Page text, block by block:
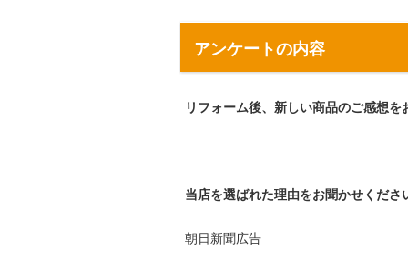
アンケートの内容
リフォーム後、新しい商品のご感想を
当店を選ばれた理由をお聞かせくださ
朝日新聞広告